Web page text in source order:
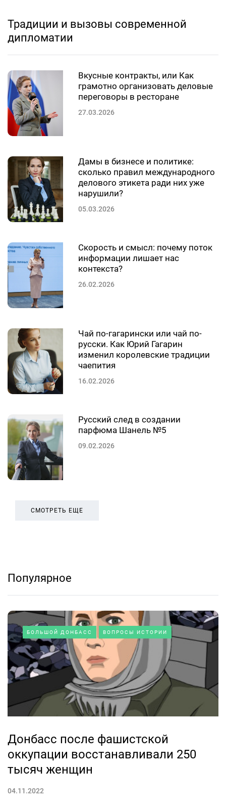
Традиции и вызовы современной
дипломатии
Вкусные контракты, или Как
грамотно организовать деловые
переговоры в ресторане
27.03.2026
Дамы в бизнесе и политике:
сколько правил международного
делового этикета ради них уже
нарушили?
05.03.2026
Скорость и смысл: почему поток
информации лишает нас
контекста?
26.02.2026
Чай по-гагарински или чай по-
русски. Как Юрий Гагарин
изменил королевские традиции
чаепития
16.02.2026
Русский след в создании
парфюма Шанель №5
09.02.2026
СМОТРЕТЬ ЕЩЕ
Популярное
БОЛЬШОЙ ДОНБАСС ВОПРОСЫ ИСТОРИИ
Донбасс после фашистской
оккупации восстанавливали 250
тысяч женщин
04.11.2022